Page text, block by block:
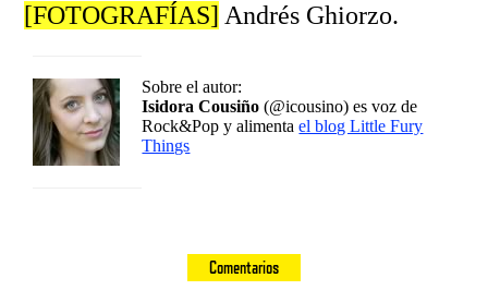
[FOTOGRAFÍAS] Andrés Ghiorzo.
Sobre el autor:
Isidora Cousiño (@icousino) es voz de
Rock&Pop y alimentael blog Little Fury
Things
Comentarios